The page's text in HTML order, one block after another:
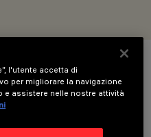
l'utente accetta di
per migliorare la navigazione
e assistere nelle nostre attività